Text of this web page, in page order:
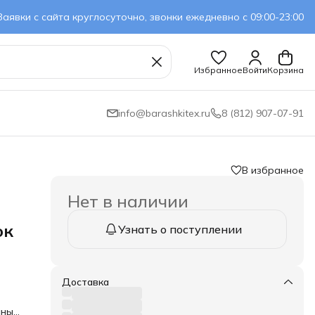
с сайта круглосуточно, звонки ежедневно с 09:00-23:00
ИзбранноеВойтиКорзина
info@barashkitex.ru 8 (812) 907-07-91
В избранное
Нет в наличии
Узнать о поступлении
Доставка